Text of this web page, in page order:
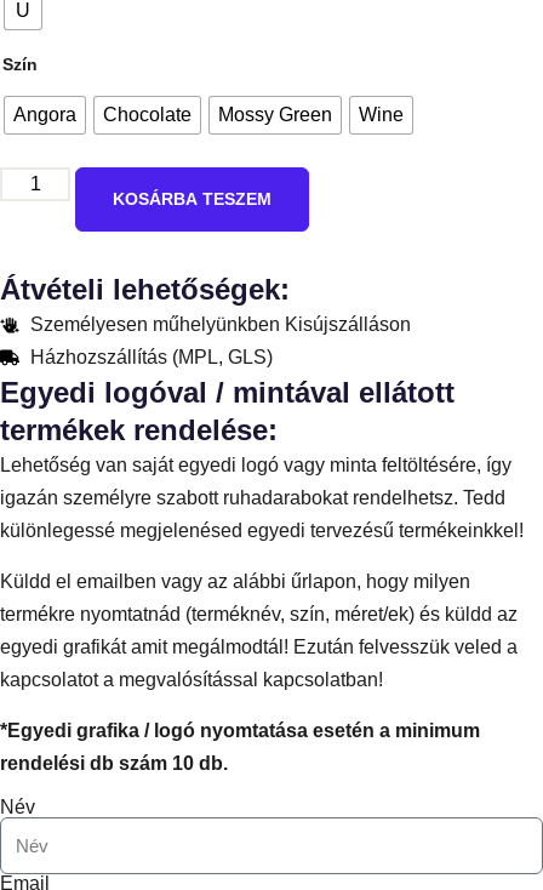
U
Szín
Angora Chocolate Mossy Green Wine
KOSÁRBA TESZEM
Átvételi lehetőségek:
Személyesen műhelyünkben Kisújszálláson
Házhozszállítás (MPL, GLS)
Egyedi logóval / mintával ellátott
termékek rendelése:
Lehetőség van saját egyedi logó vagy minta feltöltésére, így
igazán személyre szabott ruhadarabokat rendelhetsz. Tedd
különlegessé megjelenésed egyedi tervezésű termékeinkkel!
Küldd el emailben vagy az alábbi űrlapon, hogy milyen
termékre nyomtatnád (terméknév, szín, méret/ek) és küldd az
egyedi grafikát amit megálmodtál! Ezután felvesszük veled a
kapcsolatot a megvalósítással kapcsolatban!
*Egyedi grafika / logó nyomtatása esetén a minimum
rendelési db szám 10 db.
Név
Email